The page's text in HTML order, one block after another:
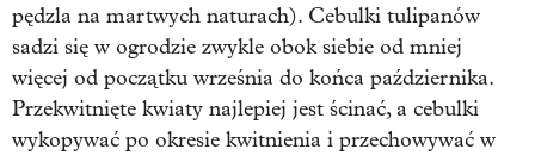
pędzla na martwych naturach). Cebulki tulipanów
sadzi się w ogrodzie zwykle obok siebie od mniej
więcej od początku września do końca października.
Przekwitnięte kwiaty najlepiej jest ścinać, a cebulki
wykopywać po okresie kwitnienia i przechowywać w